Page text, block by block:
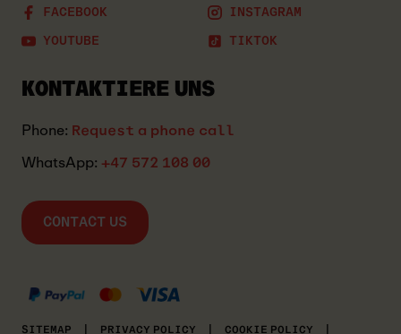
FACEBOOK INSTAGRAM
YOUTUBE TIKTOK
KONTAKTIERE UNS
Phone: Request a phone call
WhatsApp: +47 572 108 00
CONTACT US
SITEMAP PRIVACY POLICY COOKIE POLICY